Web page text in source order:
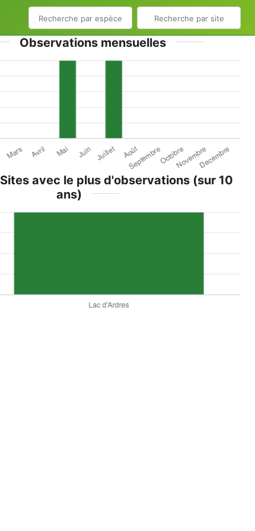
Observations mensuelles
Sites avec le plus d'observations (sur 10
ans)